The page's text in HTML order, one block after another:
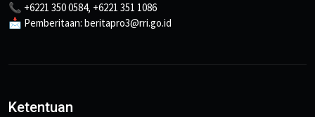
📞 +6221 350 0584, +6221 351 1086
📩 Pemberitaan: beritapro3@rri.go.id
Ketentuan